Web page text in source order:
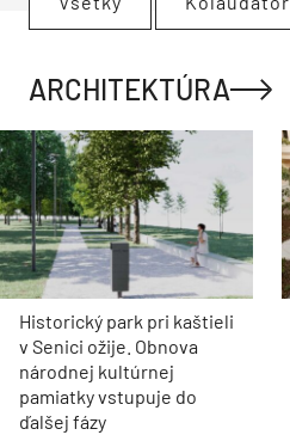
ARCHITEKTÚRA
Historický park pri kaštieli
v Senici ožije. Obnova
národnej kultúrnej
pamiatky vstupuje do
ďalšej fázy